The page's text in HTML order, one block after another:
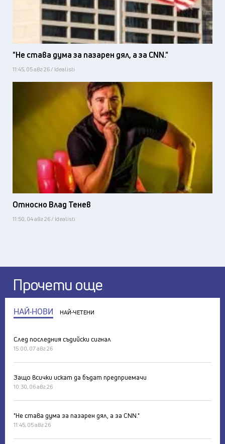
"Не става дума за пазарен дял, а за CNN."
11:45, 05 авг 26 / Idealisti
Относно Влад Тенев
11:50, 04 авг 26 / Idealisti
Прочети още
НАЙ-НОВИ НАЙ-ЧЕТЕНИ
След последния съдийски сигнал
15:00, 07 авг 26
Защо всички искат да бъдат предприемачи
10:30, 06 авг 26
"Не става дума за пазарен дял, а за CNN."
11:45, 05 авг 26